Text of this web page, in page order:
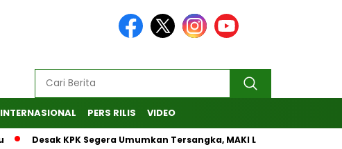
INTERNASIONAL PERS RILIS VIDEO
Desak KPK Segera Umumkan Tersangka, MAKI Laporkan Penanganan